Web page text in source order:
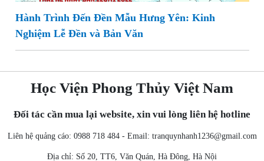
Hành Trình Đến Đền Mẫu Hưng Yên: Kinh
Nghiệm Lễ Đền và Bản Văn
Học Viện Phong Thủy Việt Nam
Đối tác cần mua lại website, xin vui lòng liên hệ hotline
Liên hệ quảng cáo: 0988 718 484 - Email: tranquynhanh1236@gmail.com
Địa chỉ: Số 20, TT6, Văn Quán, Hà Đông, Hà Nội